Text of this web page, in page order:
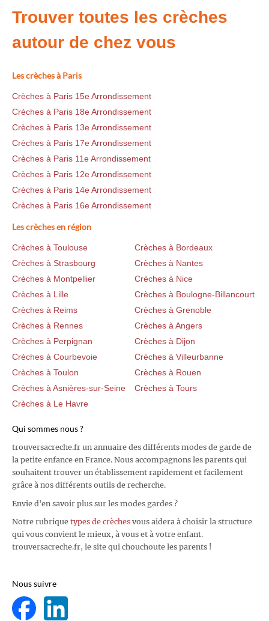
Trouver toutes les crèches
autour de chez vous
Les crèches à Paris
Crèches à Paris 15e Arrondissement
Crèches à Paris 18e Arrondissement
Crèches à Paris 13e Arrondissement
Crèches à Paris 17e Arrondissement
Crèches à Paris 11e Arrondissement
Crèches à Paris 12e Arrondissement
Crèches à Paris 14e Arrondissement
Crèches à Paris 16e Arrondissement
Les crèches en région
Crèches à Toulouse
Crèches à Bordeaux
Crèches à Strasbourg
Crèches à Nantes
Crèches à Montpellier
Crèches à Nice
Crèches à Lille
Crèches à Boulogne-Billancourt
Crèches à Reims
Crèches à Grenoble
Crèches à Rennes
Crèches à Angers
Crèches à Perpignan
Crèches à Dijon
Crèches à Courbevoie
Crèches à Villeurbanne
Crèches à Toulon
Crèches à Rouen
Crèches à Asnières-sur-Seine
Crèches à Tours
Crèches à Le Havre
Qui sommes nous ?
trouversacreche.fr un annuaire des différents modes de garde de
la petite enfance en France. Nous accompagnons les parents qui
souhaitent trouver un établissement rapidement et facilement
grâce à nos différents outils de recherche.
Envie d'en savoir plus sur les modes gardes ?
Notre rubrique types de crèches vous aidera à choisir la structure
qui vous convient le mieux, à vous et à votre enfant.
trouversacreche.fr, le site qui chouchoute les parents !
Nous suivre